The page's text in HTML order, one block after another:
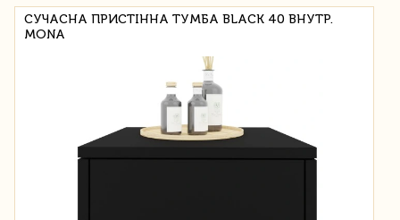
СУЧАСНА ПРИСТІННА ТУМБА BLACK 40 ВНУТР.
MONA